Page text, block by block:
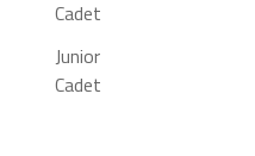
Cadet
Junior
Cadet